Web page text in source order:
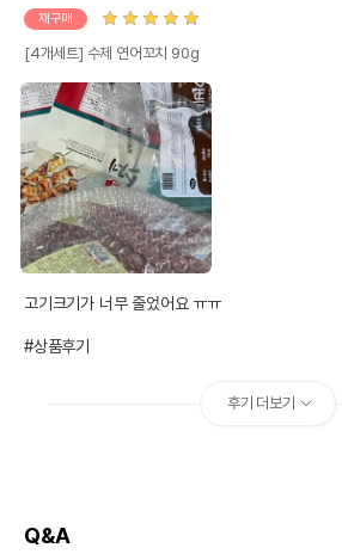
재구매
[4개세트] 수제 연어꼬치 90g
고기크기가 너무 줄었어요 ㅠㅠ
#상품후기
후기 더보기
Q&A